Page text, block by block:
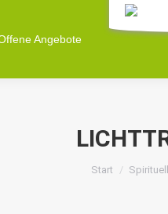
Angebote
Sie
Start